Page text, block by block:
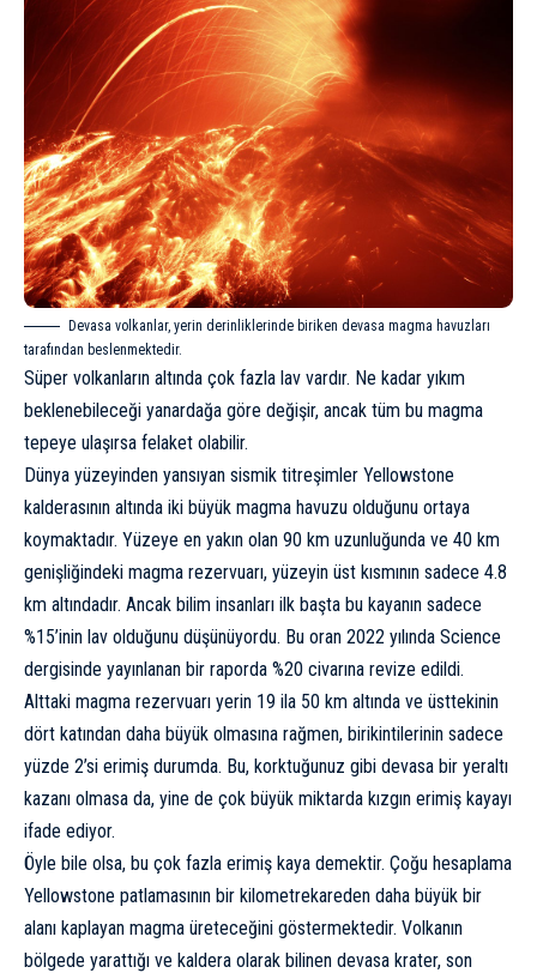
Devasa volkanlar, yerin derinliklerinde biriken devasa magma havuzları
tarafından beslenmektedir.
Süper volkanların altında çok fazla lav vardır. Ne kadar yıkım
beklenebileceği yanardağa göre değişir, ancak tüm bu magma
tepeye ulaşırsa felaket olabilir.
Dünya yüzeyinden yansıyan sismik titreşimler Yellowstone
kalderasının altında iki büyük magma havuzu olduğunu ortaya
koymaktadır. Yüzeye en yakın olan 90 km uzunluğunda ve 40 km
genişliğindeki magma rezervuarı, yüzeyin üst kısmının sadece 4.8
km altındadır. Ancak bilim insanları ilk başta bu kayanın sadece
%15’inin lav olduğunu düşünüyordu. Bu oran 2022 yılında Science
dergisinde yayınlanan bir raporda %20 civarına revize edildi.
Alttaki magma rezervuarı yerin 19 ila 50 km altında ve üsttekinin
dört katından daha büyük olmasına rağmen, birikintilerinin sadece
yüzde 2’si erimiş durumda. Bu, korktuğunuz gibi devasa bir yeraltı
kazanı olmasa da, yine de çok büyük miktarda kızgın erimiş kayayı
ifade ediyor.
Öyle bile olsa, bu çok fazla erimiş kaya demektir. Çoğu hesaplama
Yellowstone patlamasının bir kilometrekareden daha büyük bir
alanı kaplayan magma üreteceğini göstermektedir. Volkanın
bölgede yarattığı ve kaldera olarak bilinen devasa krater, son